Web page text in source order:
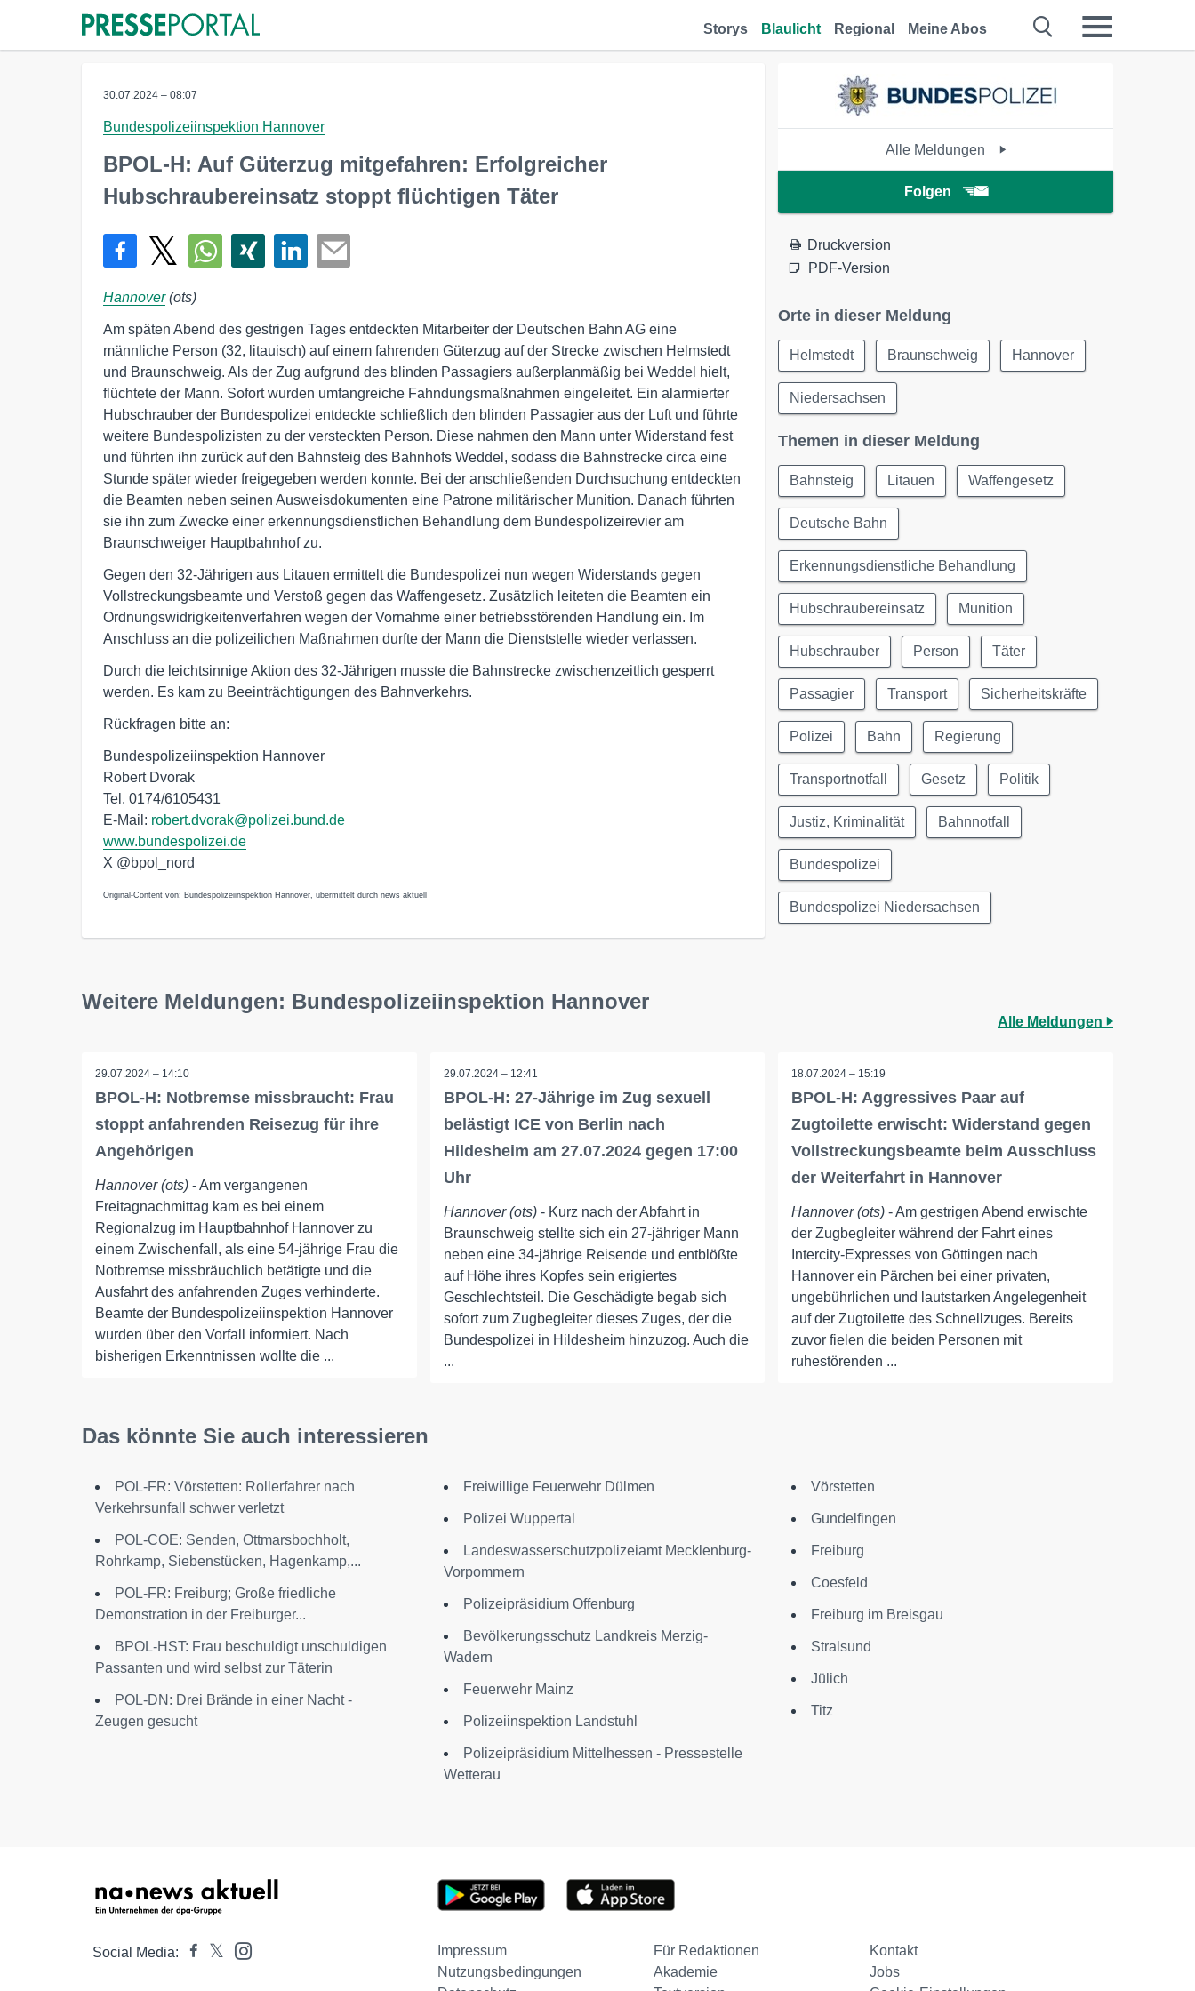
Storys Blaulicht Regional Meine Abos
30.07.2024 – 08:07
Bundespolizeiinspektion Hannover
BPOL-H: Auf Güterzug mitgefahren: Erfolgreicher
Hubschraubereinsatz stoppt flüchtigen Täter
Hannover(ots)
Am späten Abend des gestrigen Tages entdeckten Mitarbeiter der Deutschen Bahn AG eine
männliche Person (32, litauisch) auf einem fahrenden Güterzug auf der Strecke zwischen Helmstedt
und Braunschweig. Als der Zug aufgrund des blinden Passagiers außerplanmäßig bei Weddel hielt,
flüchtete der Mann. Sofort wurden umfangreiche Fahndungsmaßnahmen eingeleitet. Ein alarmierter
Hubschrauber der Bundespolizei entdeckte schließlich den blinden Passagier aus der Luft und führte
weitere Bundespolizisten zu der versteckten Person. Diese nahmen den Mann unter Widerstand fest
und führten ihn zurück auf den Bahnsteig des Bahnhofs Weddel, sodass die Bahnstrecke circa eine
Stunde später wieder freigegeben werden konnte. Bei der anschließenden Durchsuchung entdeckten
die Beamten neben seinen Ausweisdokumenten eine Patrone militärischer Munition. Danach führten
sie ihn zum Zwecke einer erkennungsdienstlichen Behandlung dem Bundespolizeirevier am
Braunschweiger Hauptbahnhof zu.
Gegen den 32-Jährigen aus Litauen ermittelt die Bundespolizei nun wegen Widerstands gegen
Vollstreckungsbeamte und Verstoß gegen das Waffengesetz. Zusätzlich leiteten die Beamten ein
Ordnungswidrigkeitenverfahren wegen der Vornahme einer betriebsstörenden Handlung ein. Im
Anschluss an die polizeilichen Maßnahmen durfte der Mann die Dienststelle wieder verlassen.
Durch die leichtsinnige Aktion des 32-Jährigen musste die Bahnstrecke zwischenzeitlich gesperrt
werden. Es kam zu Beeinträchtigungen des Bahnverkehrs.
Rückfragen bitte an:
Bundespolizeiinspektion Hannover
Robert Dvorak
Tel. 0174/6105431
E-Mail: robert.dvorak@polizei.bund.de
www.bundespolizei.de
X @bpol_nord
Original-Content von: Bundespolizeiinspektion Hannover, übermittelt durch news aktuell
Alle Meldungen
Folgen
Druckversion
PDF-Version
Orte in dieser Meldung
Helmstedt Braunschweig Hannover
Niedersachsen
Themen in dieser Meldung
Bahnsteig Litauen Waffengesetz
Deutsche Bahn
Erkennungsdienstliche Behandlung
Hubschraubereinsatz Munition
Hubschrauber Person Täter
Passagier Transport Sicherheitskräfte
Polizei Bahn Regierung
Transportnotfall Gesetz Politik
Justiz, Kriminalität Bahnnotfall
Bundespolizei
Bundespolizei Niedersachsen
Weitere Meldungen: Bundespolizeiinspektion Hannover
Alle Meldungen
29.07.2024 – 14:10
BPOL-H: Notbremse missbraucht: Frau
stoppt anfahrenden Reisezug für ihre
Angehörigen
Hannover (ots) - Am vergangenen
Freitagnachmittag kam es bei einem
Regionalzug im Hauptbahnhof Hannover zu
einem Zwischenfall, als eine 54-jährige Frau die
Notbremse missbräuchlich betätigte und die
Ausfahrt des anfahrenden Zuges verhinderte.
Beamte der Bundespolizeiinspektion Hannover
wurden über den Vorfall informiert. Nach
bisherigen Erkenntnissen wollte die ...
29.07.2024 – 12:41
BPOL-H: 27-Jährige im Zug sexuell
belästigt ICE von Berlin nach
Hildesheim am 27.07.2024 gegen 17:00
Uhr
Hannover (ots)- Kurz nach der Abfahrt in
Braunschweig stellte sich ein 27-jähriger Mann
neben eine 34-jährige Reisende und entblößte
auf Höhe ihres Kopfes sein erigiertes
Geschlechtsteil. Die Geschädigte begab sich
sofort zum Zugbegleiter dieses Zuges, der die
Bundespolizei in Hildesheim hinzuzog. Auch die
...
18.07.2024 – 15:19
BPOL-H: Aggressives Paar auf
Zugtoilette erwischt: Widerstand gegen
Vollstreckungsbeamte beim Ausschluss
der Weiterfahrt in Hannover
Hannover (ots) - Am gestrigen Abend erwischte
der Zugbegleiter während der Fahrt eines
Intercity-Expresses von Göttingen nach
Hannover ein Pärchen bei einer privaten,
ungebührlichen und lautstarken Angelegenheit
auf der Zugtoilette des Schnellzuges. Bereits
zuvor fielen die beiden Personen mit
ruhestörenden ...
Das könnte Sie auch interessieren
POL-FR: Vörstetten: Rollerfahrer nach
Verkehrsunfall schwer verletzt
POL-COE: Senden, Ottmarsbochholt,
Rohrkamp, Siebenstücken, Hagenkamp,...
POL-FR: Freiburg; Große friedliche
Demonstration in der Freiburger...
BPOL-HST: Frau beschuldigt unschuldigen
Passanten und wird selbst zur Täterin
POL-DN: Drei Brände in einer Nacht -
Zeugen gesucht
Freiwillige Feuerwehr Dülmen
Polizei Wuppertal
Landeswasserschutzpolizeiamt Mecklenburg-
Vorpommern
Polizeipräsidium Offenburg
Bevölkerungsschutz Landkreis Merzig-
Wadern
Feuerwehr Mainz
Polizeiinspektion Landstuhl
Polizeipräsidium Mittelhessen - Pressestelle
Wetterau
Vörstetten
Gundelfingen
Freiburg
Coesfeld
Freiburg im Breisgau
Stralsund
Jülich
Titz
Social Media: Impressum Für Redaktionen
Kontakt
Nutzungsbedingungen
Akademie
Jobs